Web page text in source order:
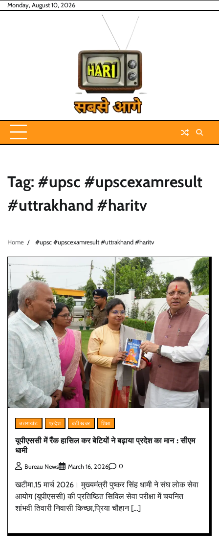
SkipMonday, August 10, 2026
Tag: #upsc #upscexamresult
#uttrakhand #haritv
Home #upsc #upscexamresult #uttrakhand #haritv
उत्तराखंड प्रदेश बड़ी खबर शिक्षा
यूपीएससी में रैंक हासिल कर बेटियों ने बढ़ाया प्रदेश का मान : सीएम
धामी
Bureau News March 16, 2026 0
खटीमा,15 मार्च 2026। मुख्यमंत्री पुष्कर सिंह धामी ने संघ लोक सेवा
आयोग (यूपीएससी) की प्रतिष्ठित सिविल सेवा परीक्षा में चयनित
शांभवी तिवारी निवासी किच्छा,प्रिया चौहान […]